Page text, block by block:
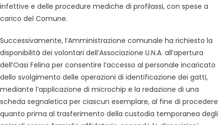
infettive e delle procedure mediche di profilassi, con spese a
carico del Comune.
Successivamente, l’Amministrazione comunale ha richiesto la
disponibilità dei volontari dell’Associazione U.N.A. all’apertura
dell’Oasi Felina per consentire l’accesso al personale incaricato
dello svolgimento delle operazioni di identificazione dei gatti,
mediante l’applicazione di microchip e la redazione di una
scheda segnaletica per ciascun esemplare, al fine di procedere
quanto prima al trasferimento della custodia temporanea degli